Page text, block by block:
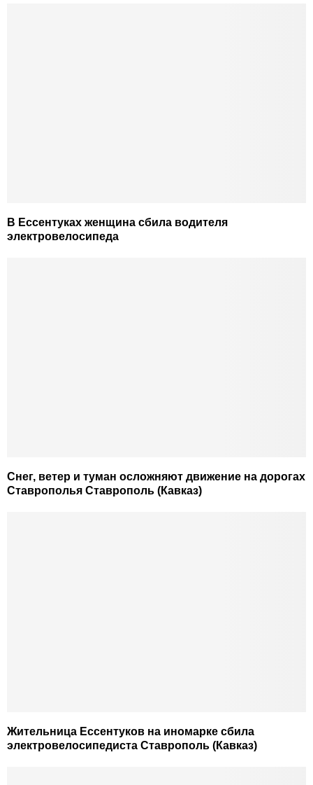
В Ессентуках женщина сбила водителя
электровелосипеда
Снег, ветер и туман осложняют движение на дорогах
Ставрополья Ставрополь (Кавказ)
Жительница Ессентуков на иномарке сбила
электровелосипедиста Ставрополь (Кавказ)